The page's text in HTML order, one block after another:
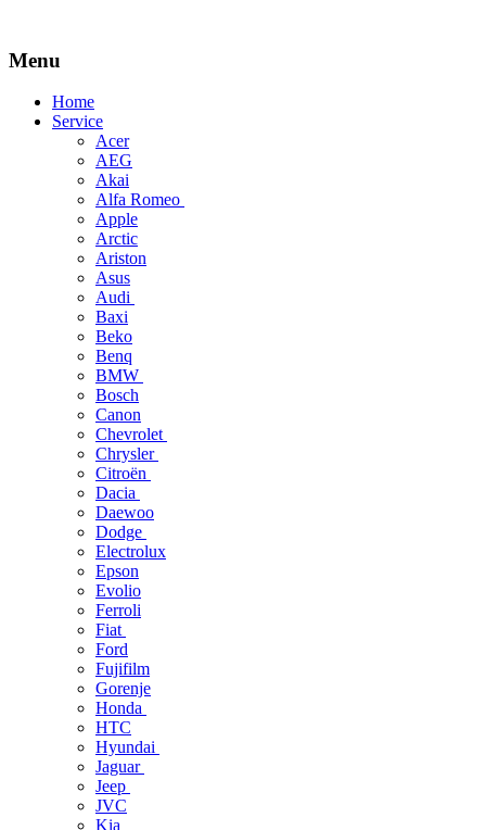
Menu
Skip
Home
Service
Acer
AEG
Akai
Alfa Romeo
Apple
Arctic
Ariston
Asus
Audi
Baxi
Beko
Benq
BMW
Bosch
Canon
Chevrolet
Chrysler
Citroën
Dacia
Daewoo
Dodge
Electrolux
Epson
Evolio
Ferroli
Fiat
Ford
Fujifilm
Gorenje
Honda
HTC
Hyundai
Jaguar
Jeep
JVC
Kia